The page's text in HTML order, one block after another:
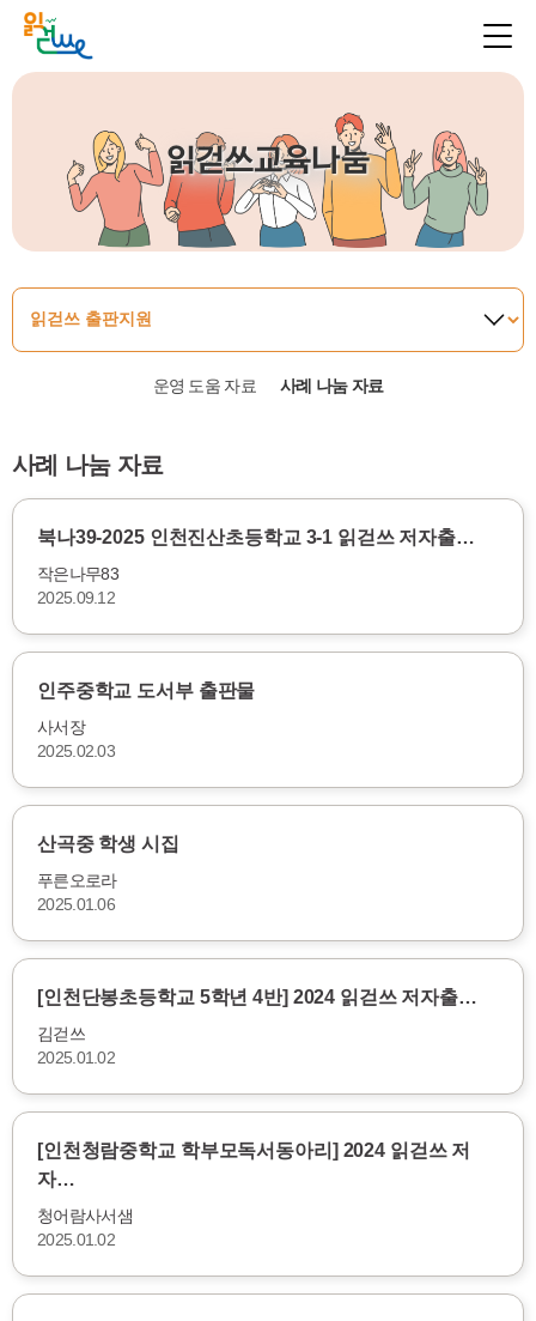
읽걷쓰교육나눔
운영 도움 자료 사례 나눔 자료
사례 나눔 자료
북나39-2025 인천진산초등학교 3-1 읽걷쓰 저자출…
작은나무83
2025.09.12
인주중학교 도서부 출판물
사서장
2025.02.03
산곡중 학생 시집
푸른오로라
2025.01.06
[인천단봉초등학교 5학년 4반] 2024 읽걷쓰 저자출…
김걷쓰
2025.01.02
[인천청람중학교 학부모독서동아리] 2024 읽걷쓰 저
자…
청어람사서샘
2025.01.02